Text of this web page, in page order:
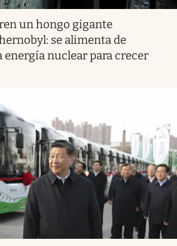
un hongo gigante
se alimenta de
nuclear para crecer